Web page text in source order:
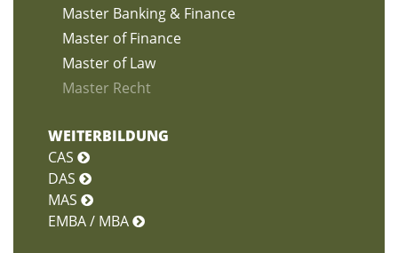
Master Banking & Finance
Master of Finance
Master of Law
Master Recht
WEITERBILDUNG
CAS
DAS
MAS
EMBA / MBA